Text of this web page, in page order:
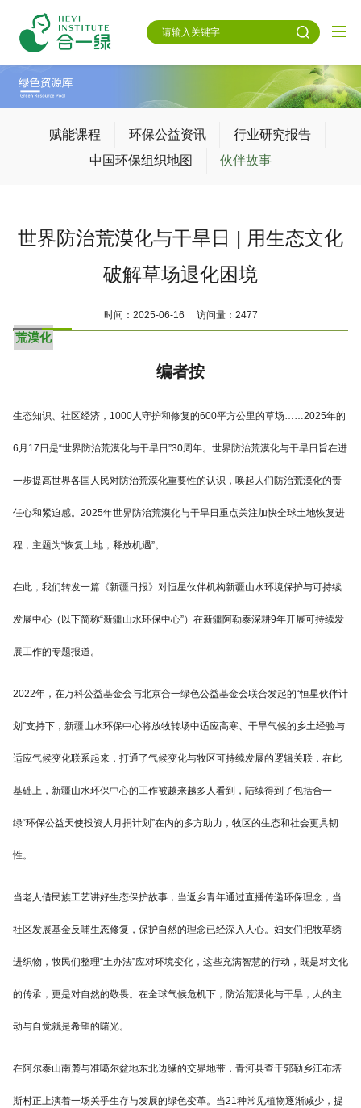
赋能课程 环保公益资讯
行业研究报告
中国环保组织地图
伙伴故事
世界防治荒漠化与干旱日 | 用生态文化
破解草场退化困境
荒漠化
时间：2025-06-16 访问量：2477
编者按
生态知识、社区经济，1000人守护和修复的600平方公里的草场……2025年的
6月17日是“世界防治荒漠化与干旱日”30周年。世界防治荒漠化与干旱日旨在进
一步提高世界各国人民对防治荒漠化重要性的认识，唤起人们防治荒漠化的责
任心和紧迫感。2025年世界防治荒漠化与干旱日重点关注加快全球土地恢复进
程，主题为“恢复土地，释放机遇”。
在此，我们转发一篇《新疆日报》对恒星伙伴机构新疆山水环境保护与可持续
发展中心（以下简称“新疆山水环保中心”）在新疆阿勒泰深耕9年开展可持续发
展工作的专题报道。
2022年，在万科公益基金会与北京合一绿色公益基金会联合发起的“恒星伙伴计
划”支持下，新疆山水环保中心将放牧转场中适应高寒、干旱气候的乡土经验与
适应气候变化联系起来，打通了气候变化与牧区可持续发展的逻辑关联，在此
基础上，新疆山水环保中心的工作被越来越多人看到，陆续得到了包括合一
绿“环保公益天使投资人月捐计划”在内的多方助力，牧区的生态和社会更具韧
性。
当老人借民族工艺讲好生态保护故事，当返乡青年通过直播传递环保理念，当
社区发展基金反哺生态修复，保护自然的理念已经深入人心。妇女们把牧草绣
进织物，牧民们整理“土办法”应对环境变化，这些充满智慧的行动，既是对文化
的传承，更是对自然的敬畏。在全球气候危机下，防治荒漠化与干旱，人的主
动与自觉就是希望的曙光。
在阿尔泰山南麓与准噶尔盆地东北边缘的交界地带，青河县查干郭勒乡江布塔
斯村正上演着一场关乎生存与发展的绿色变革。当21种常见植物逐渐减少，提